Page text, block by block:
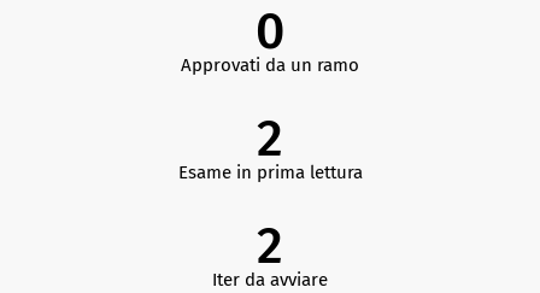
0
Approvati da un ramo
2
Esame in prima lettura
2
Iter da avviare